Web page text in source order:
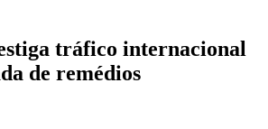
tráfico internacional
de remédios